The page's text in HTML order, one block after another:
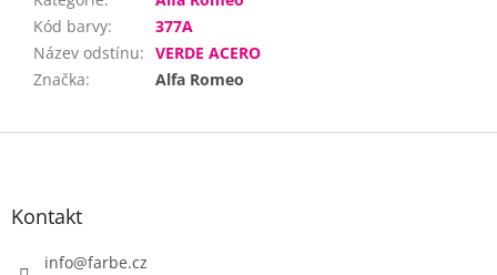
Kód barvy:
377A
Název odstínu: VERDE ACERO
Značka: Alfa Romeo
Z
Kontakt
info@farbe.cz